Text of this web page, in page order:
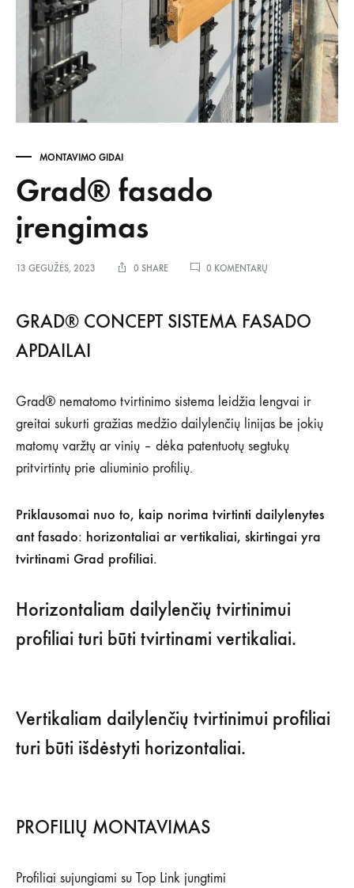
MONTAVIMO GIDAI
Grad® fasado
įrengimas
13 GEGUŽĖS, 2023 0 SHARE 0 KOMENTARŲ
GRAD® CONCEPT SISTEMA FASADO
APDAILAI
Grad® nematomo tvirtinimo sistema leidžia lengvai ir
greitai sukurti gražias medžio dailylenčių linijas be jokių
matomų varžtų ar vinių – dėka patentuotų segtukų
pritvirtintų prie aliuminio profilių.
Priklausomai nuo to, kaip norima tvirtinti dailylenytes
ant fasado: horizontaliai ar vertikaliai, skirtingai yra
tvirtinami Grad profiliai.
Horizontaliam dailylenčių tvirtinimui
profiliai turi būti tvirtinami vertikaliai.
Vertikaliam dailylenčių tvirtinimui profiliai
turi būti išdėstyti horizontaliai.
PROFILIŲ MONTAVIMAS
Profiliai sujungiami su Top Link jungtimi